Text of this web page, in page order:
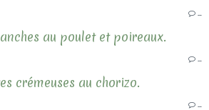
au poulet et poireaux.
crémeuses au chorizo.